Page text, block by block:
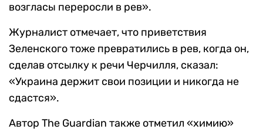
возгласы переросли в рев».
Журналист отмечает, что приветствия
Зеленского тоже превратились в рев, когда он,
сделав отсылку к речи Черчилля, сказал:
«Украина держит свои позиции и никогда не
сдастся».
Автор The Guardian также отметил «химию»